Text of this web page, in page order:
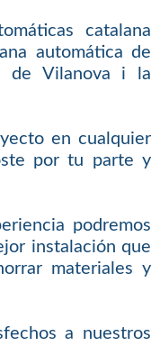
catalana
automática de
de Vilanova i la
en cualquier
por tu parte y
podremos
instalación que
materiales y
a nuestros